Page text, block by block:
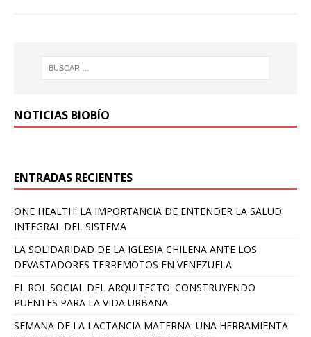
NOTICIAS BIOBÍO
ENTRADAS RECIENTES
ONE HEALTH: LA IMPORTANCIA DE ENTENDER LA SALUD
INTEGRAL DEL SISTEMA
LA SOLIDARIDAD DE LA IGLESIA CHILENA ANTE LOS
DEVASTADORES TERREMOTOS EN VENEZUELA
EL ROL SOCIAL DEL ARQUITECTO: CONSTRUYENDO
PUENTES PARA LA VIDA URBANA
SEMANA DE LA LACTANCIA MATERNA: UNA HERRAMIENTA